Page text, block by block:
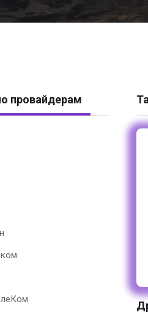
провайдерам